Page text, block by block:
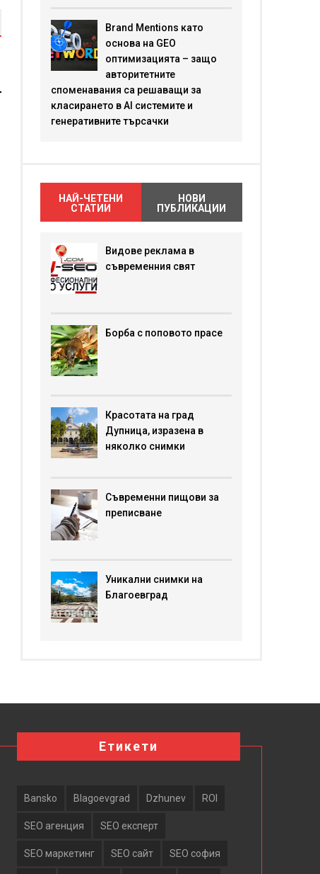
Brand Mentions като
основа на GEO
оптимизацията – защо
авторитетните
споменавания са решаващи за
класирането в AI системите и
генеративните търсачки
НАЙ-ЧЕТЕНИ
СТАТИИ
НОВИ
ПУБЛИКАЦИИ
Видове реклама в
съвременния свят
Борба с поповото прасе
Красотата на град
Дупница, изразена в
няколко снимки
Съвременни пищови за
преписване
Уникални снимки на
Благоевград
Етикети
Bansko Blagoevgrad Dzhunev ROI
SEO агенция SEO експерт
SEO маркетинг SEO сайт SEO софия